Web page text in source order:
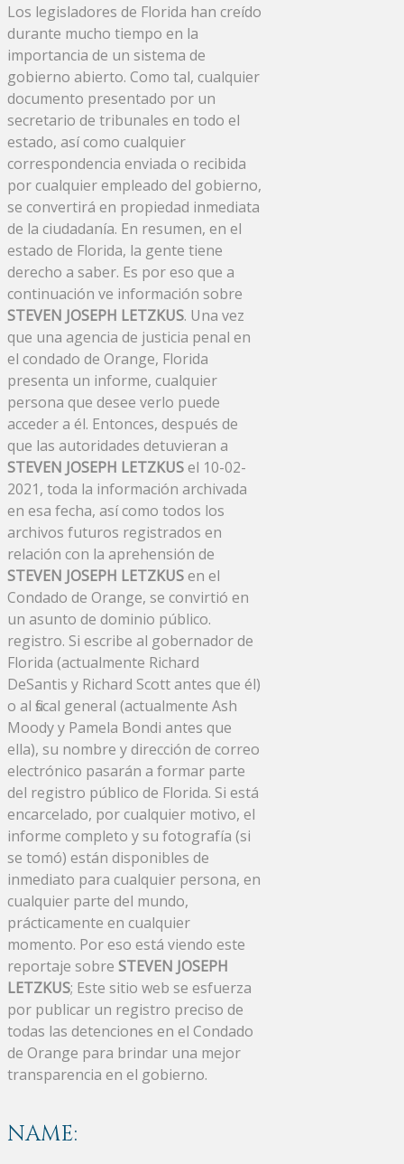
Los legisladores de Florida han creído
durante mucho tiempo en la
importancia de un sistema de
gobierno abierto. Como tal, cualquier
documento presentado por un
secretario de tribunales en todo el
estado, así como cualquier
correspondencia enviada o recibida
por cualquier empleado del gobierno,
se convertirá en propiedad inmediata
de la ciudadanía. En resumen, en el
estado de Florida, la gente tiene
derecho a saber. Es por eso que a
continuación ve información sobre
STEVEN JOSEPH LETZKUS. Una vez
que una agencia de justicia penal en
el condado de Orange, Florida
presenta un informe, cualquier
persona que desee verlo puede
acceder a él. Entonces, después de
que las autoridades detuvieran a
STEVEN JOSEPH LETZKUSel 10-02-
2021, toda la información archivada
en esa fecha, así como todos los
archivos futuros registrados en
relación con la aprehensión de
STEVEN JOSEPH LETZKUSen el
Condado de Orange, se convirtió en
un asunto de dominio público.
registro. Si escribe al gobernador de
Florida (actualmente Richard
DeSantis y Richard Scott antes que él)
o al fiscal general (actualmente Ash
Moody y Pamela Bondi antes que
ella), su nombre y dirección de correo
electrónico pasarán a formar parte
del registro público de Florida. Si está
encarcelado, por cualquier motivo, el
informe completo y su fotografía (si
se tomó) están disponibles de
inmediato para cualquier persona, en
cualquier parte del mundo,
prácticamente en cualquier
momento. Por eso está viendo este
reportaje sobre STEVEN JOSEPH
LETZKUS; Este sitio web se esfuerza
por publicar un registro preciso de
todas las detenciones en el Condado
de Orange para brindar una mejor
transparencia en el gobierno.
NAME: